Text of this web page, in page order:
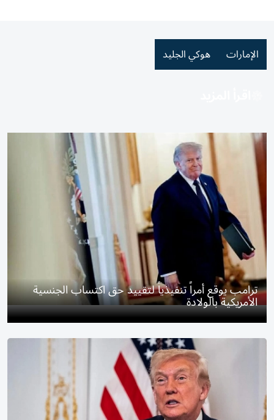
الإمارات هوكي الجليد
ترامب يوقع أمراً تنفيذياً لتقييد حق اكتساب الجنسية
الأمريكية بالولادة